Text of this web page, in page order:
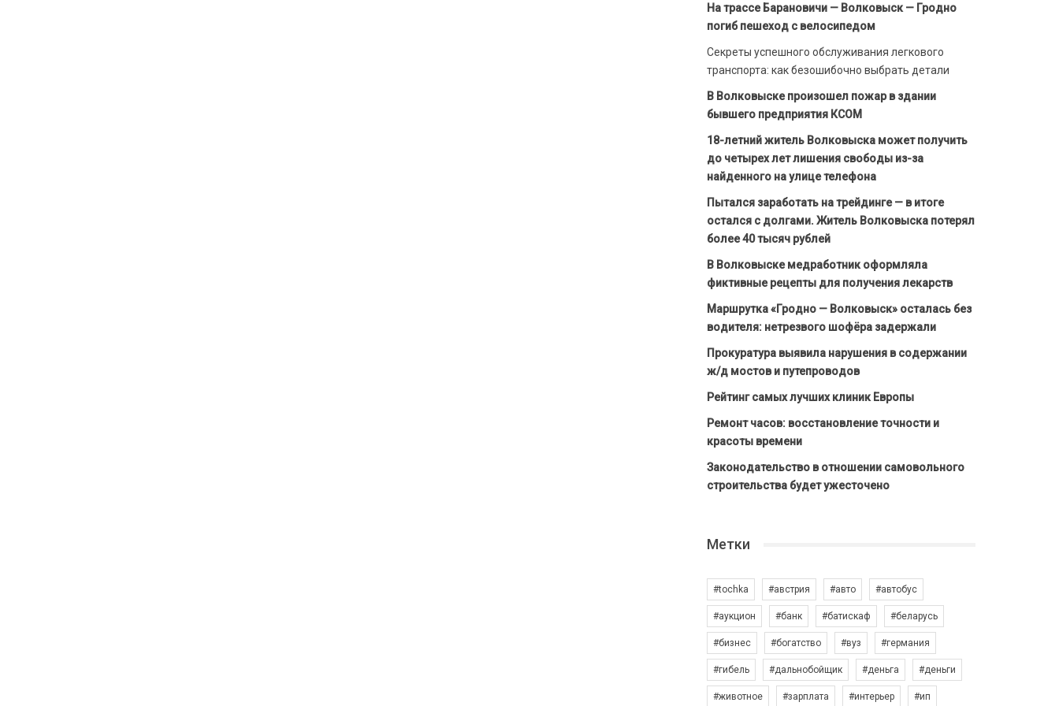
На трассе Барановичи — Волковыск — Гродно
погиб пешеход с велосипедом
Секреты успешного обслуживания легкового
транспорта: как безошибочно выбрать детали
В Волковыске произошел пожар в здании
бывшего предприятия КСОМ
18-летний житель Волковыска может получить
до четырех лет лишения свободы из-за
найденного на улице телефона
Пытался заработать на трейдинге — в итоге
остался с долгами. Житель Волковыска потерял
более 40 тысяч рублей
В Волковыске медработник оформляла
фиктивные рецепты для получения лекарств
Маршрутка «Гродно — Волковыск» осталась без
водителя: нетрезвого шофёра задержали
Прокуратура выявила нарушения в содержании
ж/д мостов и путепроводов
Рейтинг самых лучших клиник Европы
Ремонт часов: восстановление точности и
красоты времени
Законодательство в отношении самовольного
строительства будет ужесточено
Метки
#tochka #австрия #авто #автобус
#аукцион #банк #батискаф #беларусь
#бизнес #богатство #вуз #германия
#гибель #дальнобойщик #деньга #деньги
#животное #зарплата #интерьер #ип